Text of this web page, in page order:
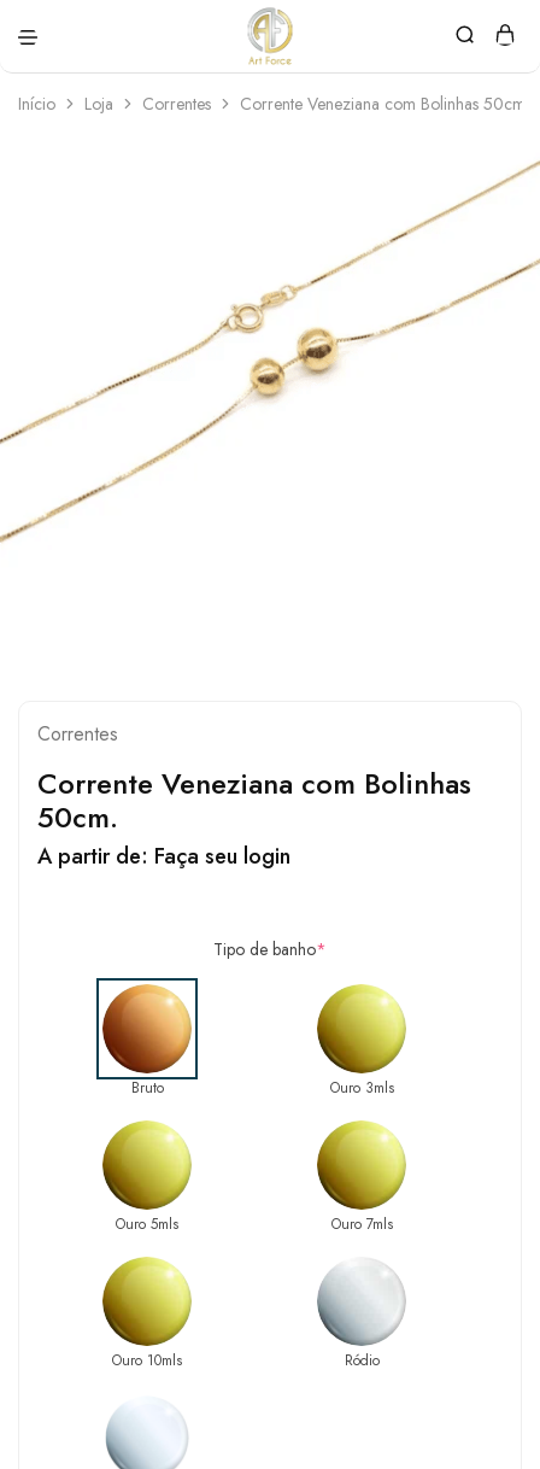
Force
personalizadas
Início Loja Correntes Corrente Veneziana com Bolinhas 50cm.
Correntes
Corrente Veneziana com Bolinhas
50cm.
A partir de: Faça seu login
Tipo de banho*
Bruto Ouro 3mls
Ouro 5mls Ouro 7mls
Ouro 10mls Ródio